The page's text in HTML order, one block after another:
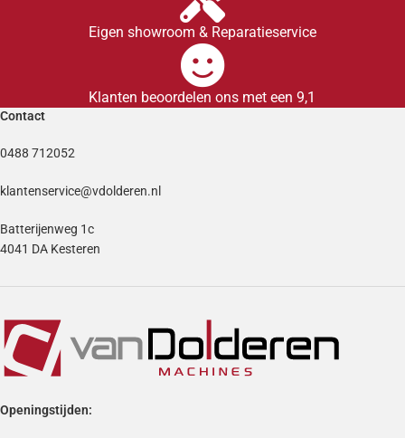
Eigen showroom & Reparatieservice
Klanten beoordelen ons met een 9,1
Contact
0488 712052
klantenservice@vdolderen.nl
Batterijenweg 1c
4041 DA Kesteren
Openingstijden: